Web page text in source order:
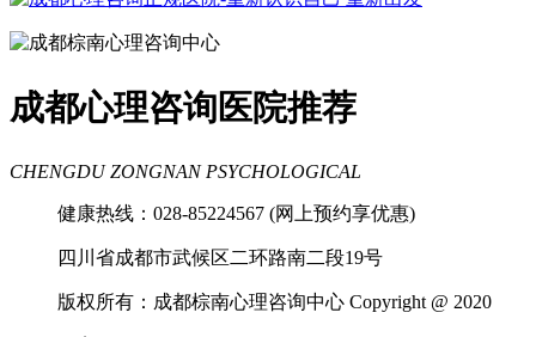
理咨询医院 成都青少年心理咨询机构
成都心理咨询医院推荐
CHENGDU ZONGNAN PSYCHOLOGICAL
健康热线：028-85224567 (网上预约享优惠)
四川省成都市武候区二环路南二段19号
版权所有：成都棕南心理咨询中心 Copyright @ 2020